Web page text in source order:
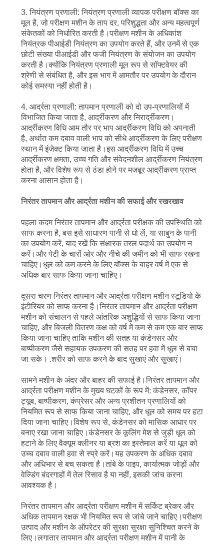
3. नियंत्रण प्रणाली: नियंत्रण प्रणाली व्यापक परीक्षण बॉक्स का
मूल है, जो परीक्षण मशीन के ताप दर, परिशुद्धता और अन्य महत्वपूर्ण
संकेतकों को निर्धारित करती है।परीक्षण मशीन के अधिकांश
नियंत्रक पीआईडी ​​नियंत्रण का उपयोग करते हैं, और उनमें से एक
छोटी संख्या पीआईडी ​​​​और फजी नियंत्रण के संयोजन का उपयोग
करती है।क्योंकि नियंत्रण प्रणाली मूल रूप से सॉफ्टवेयर की
श्रेणी से संबंधित है, और इस भाग में आमतौर पर उपयोग के दौरान
कोई समस्या नहीं होती है।
4. आर्द्रता प्रणाली: तापमान प्रणाली को दो उप-प्रणालियों में
विभाजित किया जाता है, आर्द्रीकरण और निरार्द्रीकरण।
आर्द्रीकरण विधि आम तौर पर भाप आर्द्रीकरण विधि को अपनाती
है, अर्थात कम दबाव वाली भाप को सीधे आर्द्रीकरण के लिए परीक्षण
स्थान में इंजेक्ट किया जाता है।इस आर्द्रीकरण विधि में उच्च
आर्द्रीकरण क्षमता, उच्च गति और संवेदनशील आर्द्रीकरण नियंत्रण
होता है, और विशेष रूप से ठंडा होने पर मजबूर आर्द्रीकरण प्राप्त
करना आसान होता है।
निरंतर तापमान और आर्द्रता मशीन की सफाई और रखरखाव
पहला कदम निरंतर तापमान और आर्द्रता परीक्षक की उपस्थिति को
साफ करना है, बस इसे साधारण पानी से धो लें, या साबुन के पानी
का उपयोग करें, याद रखें कि संक्षारक तरल पदार्थ का उपयोग न
करें।और पेटी के चारों ओर और नीचे की जमीन को भी साफ रखना
चाहिए।धूल को कम करने के लिए बॉक्स के बाहर वर्ष में एक से
अधिक बार साफ किया जाना चाहिए।
दूसरा चरण निरंतर तापमान और आर्द्रता परीक्षण मशीन स्टूडियो के
इंटीरियर को साफ करना है।निरंतर तापमान और आर्द्रता परीक्षण
मशीन को संचालन से पहले आंतरिक अशुद्धियों से साफ किया जाना
चाहिए, और बिजली वितरण कक्ष को वर्ष में कम से कम एक बार साफ
किया जाना चाहिए ताकि मशीन की सतह या कंडेनसर और
बाष्पीकरण जैसे सहायक उपकरण की सतह पर हवा में धूल से बचा
जा सके। .शरीर को साफ करने के बाद सुखाएं और सुखाएं।
सामने मशीन के अंदर और बाहर की सफाई है।निरंतर तापमान और
आर्द्रता परीक्षण मशीन के मुख्य घटकों के रूप में: कंडेनसर, कॉपर
ट्यूब, बाष्पीकरण, कंप्रेसर और अन्य प्रशीतन प्रणालियों को
नियमित रूप से साफ किया जाना चाहिए, और धूल को समय पर हटा
दिया जाना चाहिए।विशेष रूप से, कंडेनसर को मासिक आधार पर
बनाए रखा जाना चाहिए।कंडेनसर के कूलिंग मेश से जुड़ी धूल को
हटाने के लिए वैक्यूम क्लीनर या ब्रश का इस्तेमाल करें या धूल को
उच्च दबाव वाली हवा से स्प्रे करें।यह उपकरण के अधिक दबाव
और अधिभार से बच सकता है।तांबे के पाइप, कार्यात्मक जोड़ों और
वेल्डिंग बंदरगाहों में तेल रिसाव है या नहीं, इसकी जांच करना
आवश्यक है।
निरंतर तापमान और आर्द्रता परीक्षण मशीन में सर्किट ब्रेकर और
अधिक तापमान रक्षक भी नियमित रूप से जांचे जाने चाहिए।परीक्षण
उत्पाद और मशीन के ऑपरेटर की सुरक्षा सुरक्षा सुनिश्चित करने के
लिए।लगातार तापमान और आर्द्रता परीक्षण मशीन में पानी के